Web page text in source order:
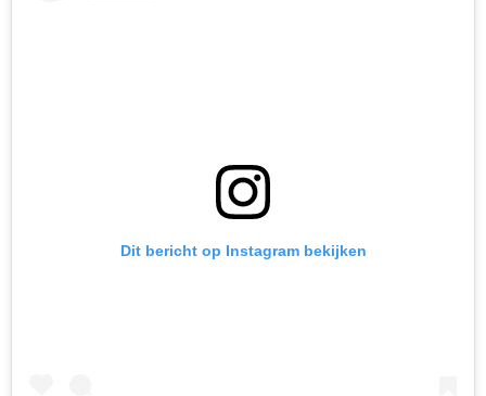
Dit bericht op Instagram bekijken